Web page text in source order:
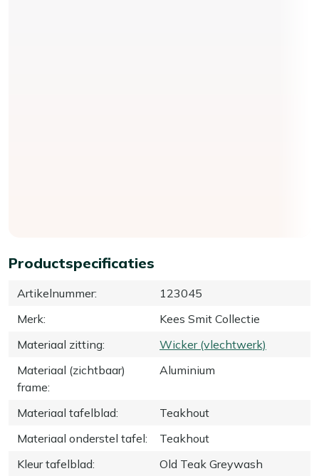
Productspecificaties
Artikelnummer:
123045
Merk:
Kees Smit Collectie
Materiaal zitting:
Wicker (vlechtwerk)
Materiaal (zichtbaar)
frame:
Aluminium
Materiaal tafelblad:
Teakhout
Materiaal onderstel tafel:
Teakhout
Kleur tafelblad: Old Teak Greywash